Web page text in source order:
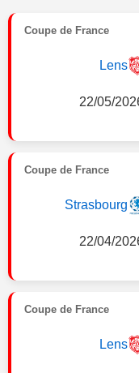
Coupe de France
Lens
22/05/
Coupe de France
Strasbourg
22/04/
Coupe de France
Lens